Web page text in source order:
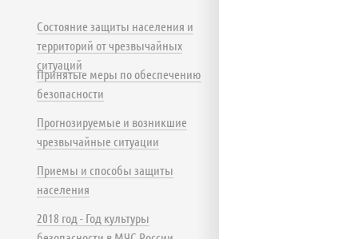
Состояние защиты населения и
территорий от чрезвычайных
ситуаций
Принятые меры по обеспечению
безопасности
Прогнозируемые и возникшие
чрезвычайные ситуации
Приемы и способы защиты
населения
2018 год - Год культуры